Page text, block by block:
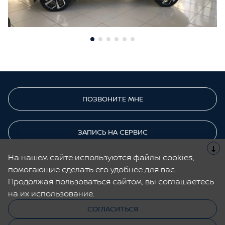
ПОЗВОНИТЕ МНЕ
ЗАПИСЬ НА СЕРВИС
Cайт не является публичной офертой.
Все содержащиеся на Сайте сведения носят исключительно
информационный характер и не является исчерпывающими.
© 2026, Nissan Cделано в UDP Auto
На нашем сайте используются файлы cookies,
помогающие сделать его удобнее для вас.
Продолжая пользоваться сайтом, вы соглашаетесь
на их использование.
СОГЛАСИТЬСЯ
Обратный